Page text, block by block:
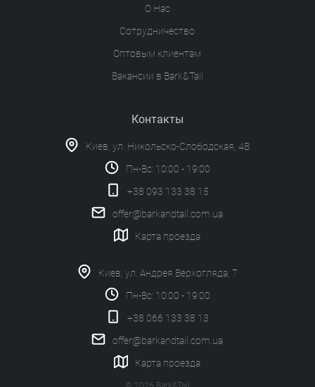
О Нас
Сотрудничество
Оптовым клиентам
Вакансии в Bark&Tail
Контакты
Киев, ул. Никольско-Слободская, 4В
Пн-Вс: 10:00 - 19:00
+38 093 133 38 15
offer@barkandtail.com.ua
Карта проезда
Киев, ул. Андрея Верхогляда, 7
Пн-Вс: 10:00 - 19:00
+38 066 133 38 13
offer@barkandtail.com.ua
Карта проезда